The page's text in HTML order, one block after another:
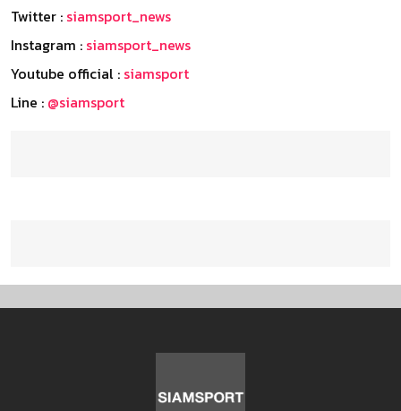
Twitter : siamsport_news
Instagram : siamsport_news
Youtube official : siamsport
Line : @siamsport